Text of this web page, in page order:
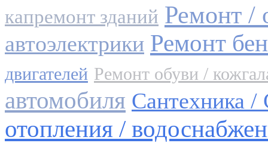
капремонт зданий Ремонт /
автоэлектрики Ремонт
двигателей Ремонт обуви /
автомобиля Сантехника /
отопления /